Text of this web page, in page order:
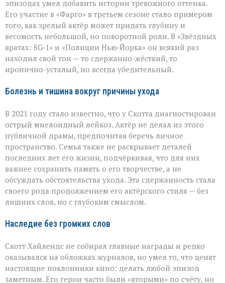
эпизодах умел добавить истории тревожного оттенка.
Его участие в «Фарго» в третьем сезоне стало примером
того, как зрелый актёр может придать глубину и
весомость небольшой, но поворотной роли. В «Звёздных
вратах: SG‑1» и «Полиции Нью‑Йорка» он всякий раз
находил свой тон — то сдержанно-жёсткий, то
иронично-усталый, но всегда убедительный.
Болезнь и тишина вокруг причины ухода
В 2021 году стало известно, что у Скотта диагностирован
острый миелоидный лейкоз. Актёр не делал из этого
публичной драмы, предпочитая беречь личное
пространство. Семья также не раскрывает деталей
последних лет его жизни, подчёркивая, что для них
важнее сохранить память о его творчестве, а не
обсуждать обстоятельства ухода. Эта сдержанность стала
своего рода продолжением его актёрского стиля — без
лишних слов, но с глубоким смыслом.
Наследие без громких слов
Скотт Хайлендс не собирал главные награды и редко
оказывался на обложках журналов, но умел то, что ценят
настоящие поклонники кино: делать любой эпизод
заметным. Его герои часто были «вторыми» по счёту, но